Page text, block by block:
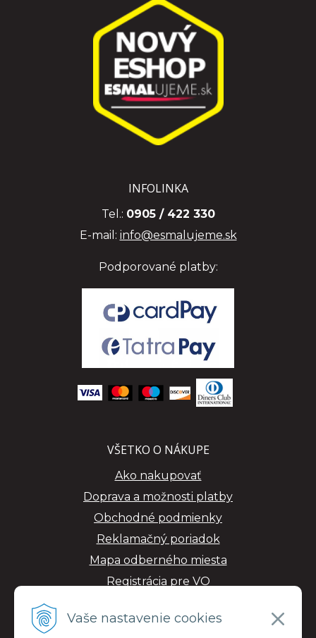
Vaše nastavenie cookies
INFOLINKA
Tel.: 0905 / 422 330
E-mail: info@esmalujeme.sk
Podporované platby:
VŠETKO O NÁKUPE
Ako nakupovať
Doprava a možnosti platby
Obchodné podmienky
Reklamačný poriadok
Mapa odberného miesta
Registrácia pre VO